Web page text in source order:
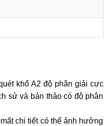
khổ A2 độ phân giải cực
sử và bản thảo có độ phân
chi tiết có thể ảnh hưởng